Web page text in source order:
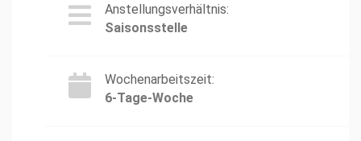
Anstellungsverhältnis:
Saisonsstelle
Wochenarbeitszeit:
6-Tage-Woche